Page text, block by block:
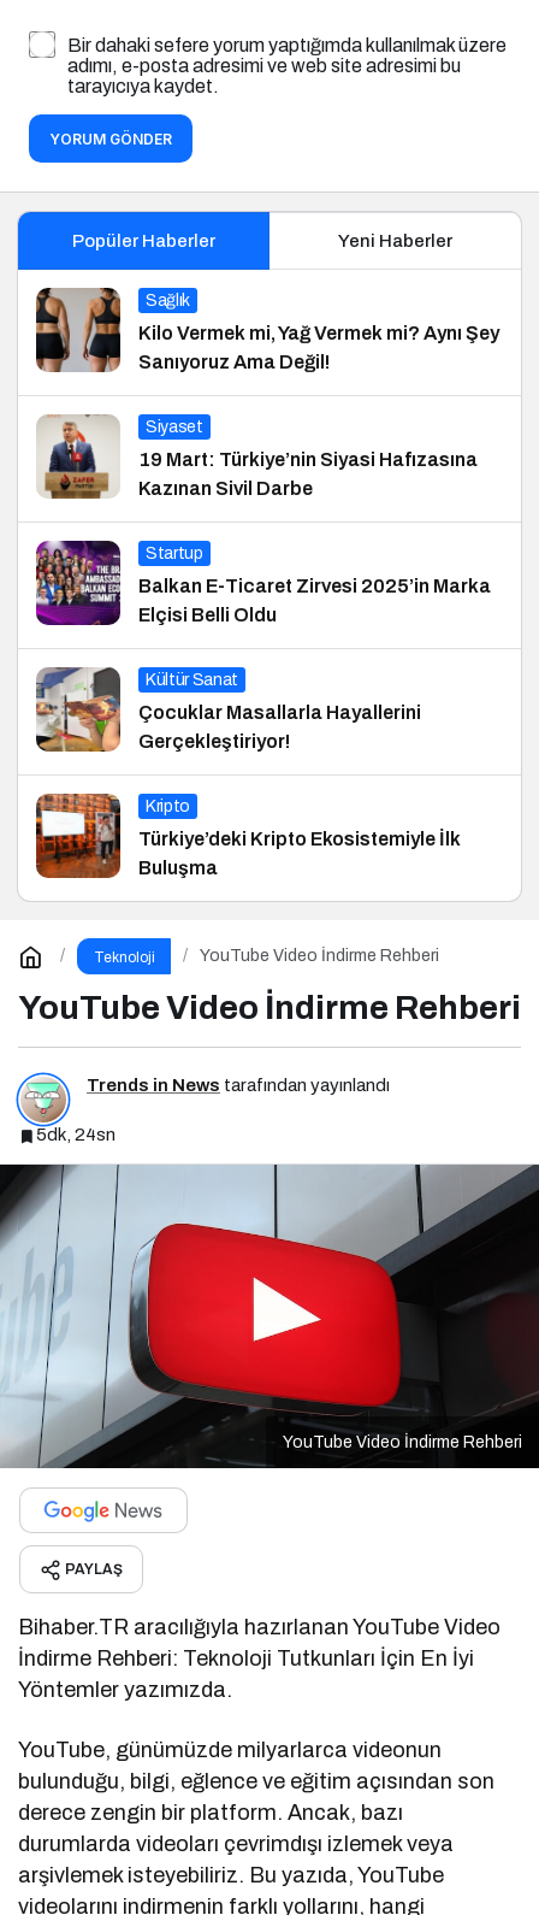
Bir dahaki sefere yorum yaptığımda kullanılmak üzere
adımı, e-posta adresimi ve web site adresimi bu
tarayıcıya kaydet.
YORUM GÖNDER
Popüler Haberler Yeni Haberler
Sağlık
Kilo Vermek mi, Yağ Vermek mi? Aynı Şey
Sanıyoruz Ama Değil!
Siyaset
19 Mart: Türkiye’nin Siyasi Hafızasına
Kazınan Sivil Darbe
Startup
Balkan E-Ticaret Zirvesi 2025’in Marka
Elçisi Belli Oldu
Kültür Sanat
Çocuklar Masallarla Hayallerini
Gerçekleştiriyor!
Kripto
Türkiye’deki Kripto Ekosistemiyle İlk
Buluşma
Teknoloji YouTube Video İndirme Rehberi
YouTube Video İndirme Rehberi
Trends in News tarafından yayınlandı
5dk, 24sn
YouTube Video İndirme Rehberi
PAYLAŞ
Bihaber.TR aracılığıyla hazırlanan YouTube Video
İndirme Rehberi: Teknoloji Tutkunları İçin En İyi
Yöntemler yazımızda.
YouTube, günümüzde milyarlarca videonun
bulunduğu, bilgi, eğlence ve eğitim açısından son
derece zengin bir platform. Ancak, bazı
durumlarda videoları çevrimdışı izlemek veya
arşivlemek isteyebiliriz. Bu yazıda, YouTube
videolarını indirmenin farklı yollarını, hangi